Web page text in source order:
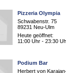
Pizzeria Olympia
Schwabenstr. 75
89231 Neu-Ulm
Heute geöffnet:
11:00 Uhr - 23:30
Podium Bar
Herbert von